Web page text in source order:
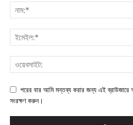
পরের বার আমি মন্তব্য করার জন্য এই ব্রাউজারে
সংরক্ষণ করুন।